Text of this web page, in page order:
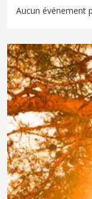
Aucun événement